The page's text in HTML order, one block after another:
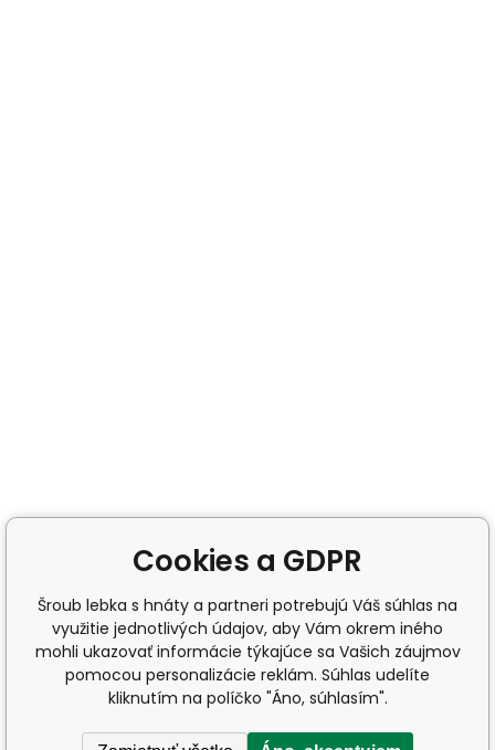
Cookies a GDPR
Šroub lebka s hnáty a partneri potrebujú Váš súhlas na
využitie jednotlivých údajov, aby Vám okrem iného
mohli ukazovať informácie týkajúce sa Vašich záujmov
pomocou personalizácie reklám. Súhlas udelíte
kliknutím na políčko "Áno, súhlasím".